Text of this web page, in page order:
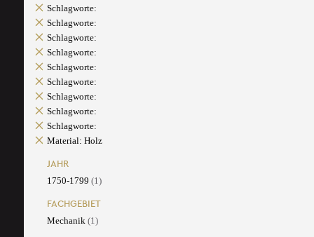
Schlagworte:
Schlagworte:
Schlagworte:
Schlagworte:
Schlagworte:
Schlagworte:
Schlagworte:
Schlagworte:
Schlagworte:
Material: Holz
JAHR
1750-1799 (1)
FACHGEBIET
Mechanik (1)